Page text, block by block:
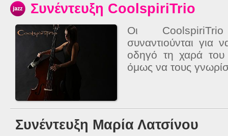
Συνέντευξη CoolspiriTrio
Οι
συναντιούνται για
οδηγό τη χαρά του
όμως να τους
Συνέντευξη Μαρία Λατσίνου